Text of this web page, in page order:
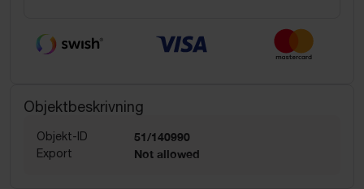
Objektbeskrivning
Objekt-ID 51/140990
Export Not allowed